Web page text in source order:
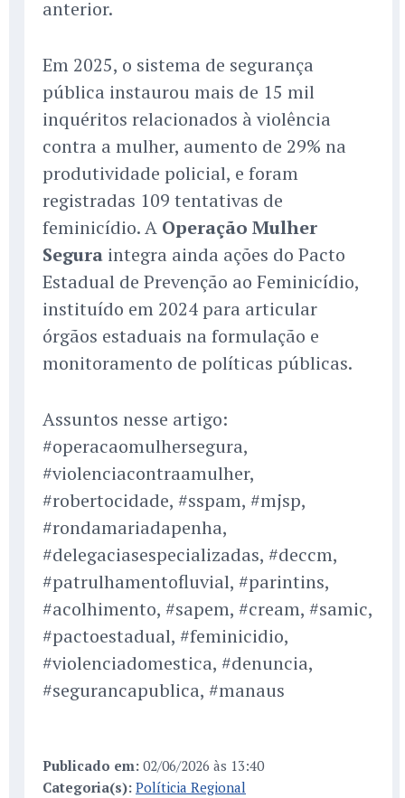
anterior.
Em 2025, o sistema de segurança
pública instaurou mais de 15 mil
inquéritos relacionados à violência
contra a mulher, aumento de 29% na
produtividade policial, e foram
registradas 109 tentativas de
feminicídio. A Operação Mulher
Segura integra ainda ações do Pacto
Estadual de Prevenção ao Feminicídio,
instituído em 2024 para articular
órgãos estaduais na formulação e
monitoramento de políticas públicas.
Assuntos nesse artigo:
#operacaomulhersegura,
#violenciacontraamulher,
#robertocidade, #sspam, #mjsp,
#rondamariadapenha,
#delegaciasespecializadas, #deccm,
#patrulhamentofluvial, #parintins,
#acolhimento, #sapem, #cream, #samic,
#pactoestadual, #feminicidio,
#violenciadomestica, #denuncia,
#segurancapublica, #manaus
Publicado em: 02/06/2026 às 13:40
Categoria(s): Políticia Regional